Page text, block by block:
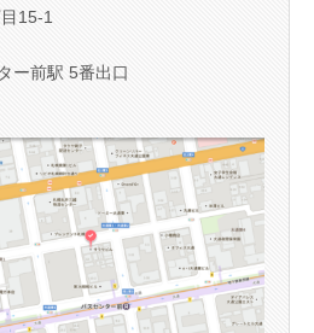
15-1
ー前駅 5番出口